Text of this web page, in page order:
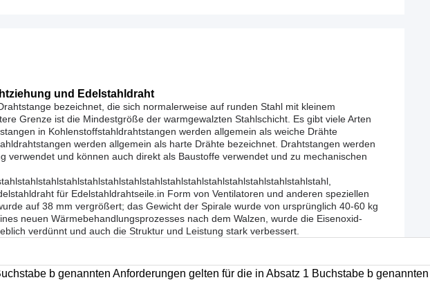
und Edelstahldraht
bezeichnet, die sich normalerweise auf runden Stahl mit kleinem
Grenze ist die Mindestgröße der warmgewalzten Stahlschicht. Es gibt viele Arten
in Kohlenstoffstahldrahtstangen werden allgemein als weiche Drähte
werden allgemein als harte Drähte bezeichnet. Drahtstangen werden
verwendet und können auch direkt als Baustoffe verwendet und zu mechanischen
für Edelstahldrahtseile.in Form von Ventilatoren und anderen speziellen
auf 38 mm vergrößert; das Gewicht der Spirale wurde von ursprünglich 40-60 kg
neuen Wärmebehandlungsprozesses nach dem Walzen, wurde die Eisenoxid-
verdünnt und auch die Struktur und Leistung stark verbessert.
b genannten Anforderungen gelten für die in Absatz 1 Buchstabe b